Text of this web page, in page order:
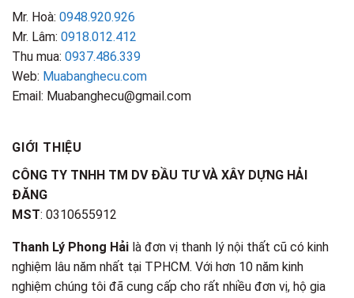
Mr. Hoà: 0948.920.926
Mr. Lâm: 0918.012.412
Thu mua: 0937.486.339
Web: Muabanghecu.com
Email: Muabanghecu@gmail.com
GIỚI THIỆU
CÔNG TY TNHH TM DV ĐẦU TƯ VÀ XÂY DỰNG HẢI
ĐĂNG
MST: 0310655912
Thanh Lý Phong Hải là đơn vị thanh lý nội thất cũ có kinh
nghiệm lâu năm nhất tại TPHCM. Với hơn 10 năm kinh
nghiệm chúng tôi đã cung cấp cho rất nhiều đơn vị, hộ gia